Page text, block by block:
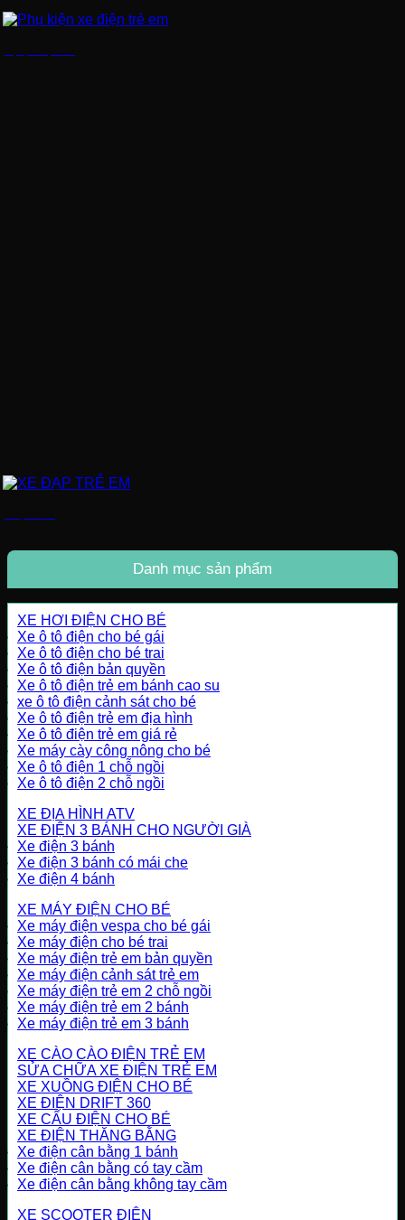
Danh mục sản phẩm
XE HƠI ĐIỆN CHO BÉ
Xe ô tô điện cho bé gái
Xe ô tô điện cho bé trai
Xe ô tô điện bản quyền
Xe ô tô điện trẻ em bánh cao su
xe ô tô điện cảnh sát cho bé
Xe ô tô điện trẻ em địa hình
Xe ô tô điện trẻ em giá rẻ
Xe máy cày công nông cho bé
Xe ô tô điện 1 chỗ ngồi
Xe ô tô điện 2 chỗ ngồi
XE ĐỊA HÌNH ATV
XE ĐIỆN 3 BÁNH CHO NGƯỜI GIÀ
Xe điện 3 bánh
Xe điện 3 bánh có mái che
Xe điện 4 bánh
XE MÁY ĐIỆN CHO BÉ
Xe máy điện vespa cho bé gái
Xe máy điện cho bé trai
Xe máy điện trẻ em bản quyền
Xe máy điện cảnh sát trẻ em
Xe máy điện trẻ em 2 chỗ ngồi
Xe máy điện trẻ em 2 bánh
Xe máy điện trẻ em 3 bánh
XE CÀO CÀO ĐIỆN TRẺ EM
SỬA CHỮA XE ĐIỆN TRẺ EM
XE XUỒNG ĐIỆN CHO BÉ
XE ĐIỆN DRIFT 360
XE CẨU ĐIỆN CHO BÉ
XE ĐIỆN THĂNG BẰNG
Xe điện cân bằng 1 bánh
Xe điện cân bằng có tay cầm
Xe điện cân bằng không tay cầm
XE SCOOTER ĐIỆN